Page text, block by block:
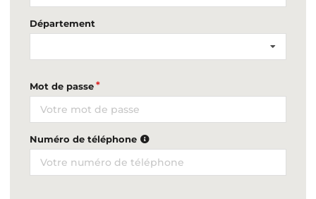
Département
Mot de passe
Numéro de téléphone